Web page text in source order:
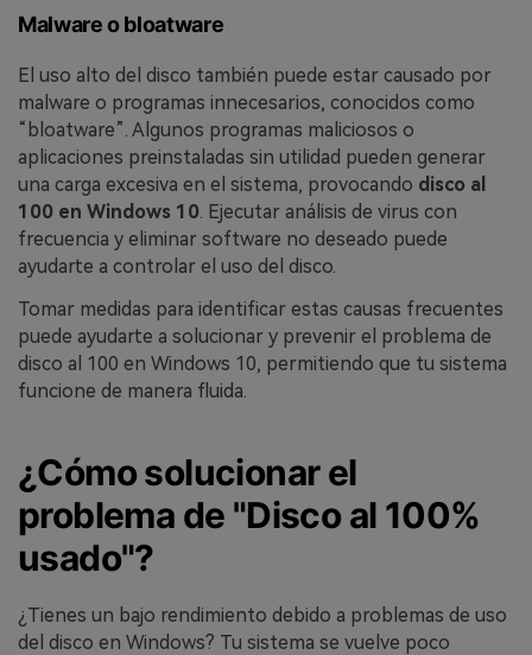
Malware o bloatware
El uso alto del disco también puede estar causado por
malware o programas innecesarios, conocidos como
“bloatware”. Algunos programas maliciosos o
aplicaciones preinstaladas sin utilidad pueden generar
una carga excesiva en el sistema, provocando disco al
100 en Windows 10. Ejecutar análisis de virus con
frecuencia y eliminar software no deseado puede
ayudarte a controlar el uso del disco.
Tomar medidas para identificar estas causas frecuentes
puede ayudarte a solucionar y prevenir el problema de
disco al 100 en Windows 10, permitiendo que tu sistema
funcione de manera fluida.
¿Cómo solucionar el
problema de "Disco al 100%
usado"?
¿Tienes un bajo rendimiento debido a problemas de uso
del disco en Windows? Tu sistema se vuelve poco